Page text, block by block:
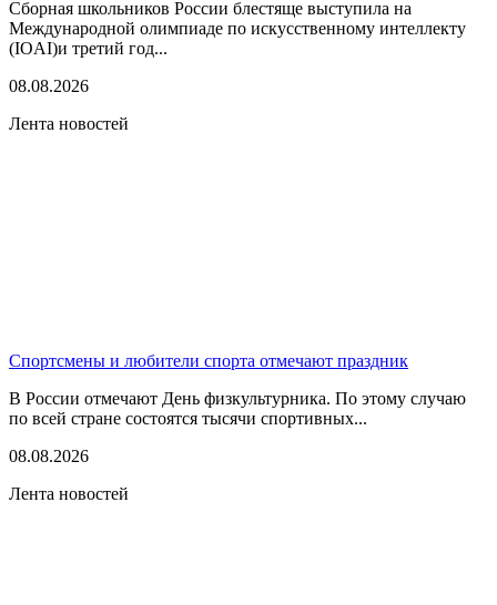
Сборная школьников России блестяще выступила на
Международной олимпиаде по искусственному интеллекту
(IOAI)и третий год...
08.08.2026
Лента новостей
Спортсмены и любители спорта отмечают праздник
В России отмечают День физкультурника. По этому случаю
по всей стране состоятся тысячи спортивных...
08.08.2026
Лента новостей